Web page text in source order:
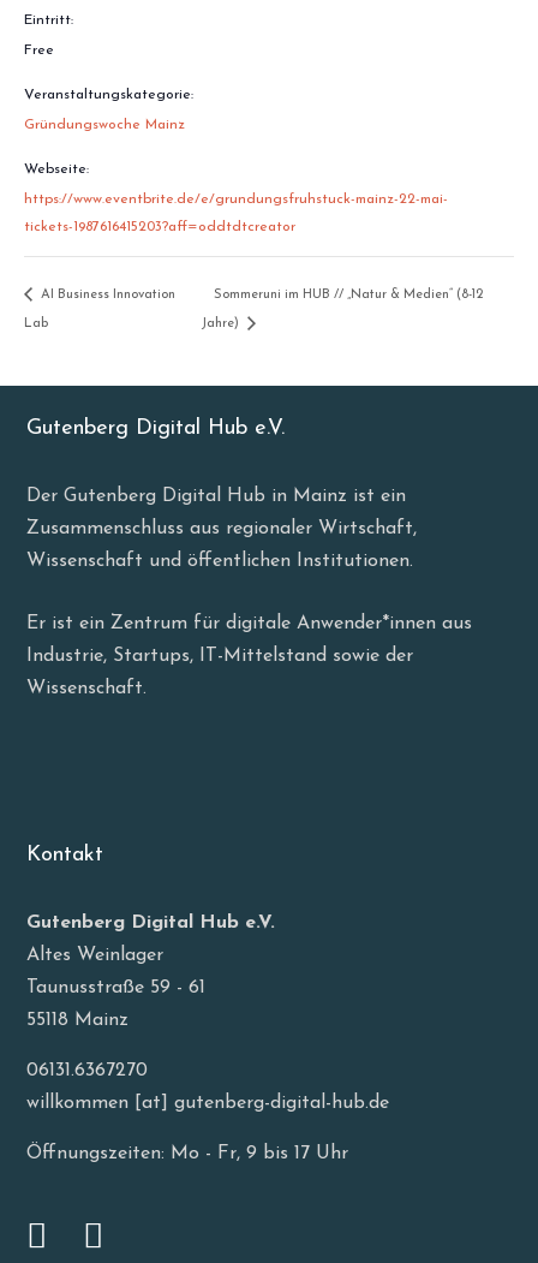
Eintritt:
Free
Veranstaltungskategorie:
Gründungswoche Mainz
Webseite:
https://www.eventbrite.de/e/grundungsfruhstuck-mainz-22-mai-
tickets-1987616415203?aff=oddtdtcreator
AI Business Innovation
Lab
Sommeruni im HUB // „Natur & Medien“ (8-12
Jahre)
Gutenberg Digital Hub e.V.
Der Gutenberg Digital Hub in Mainz ist ein
Zusammenschluss aus regionaler Wirtschaft,
Wissenschaft und öffentlichen Institutionen.
Er ist ein Zentrum für digitale Anwender*innen aus
Industrie, Startups, IT-Mittelstand sowie der
Wissenschaft.
Kontakt
Gutenberg Digital Hub e.V.
Altes Weinlager
Taunusstraße 59 - 61
55118 Mainz
06131.6367270
willkommen [at] gutenberg-digital-hub.de
Öffnungszeiten: Mo - Fr, 9 bis 17 Uhr